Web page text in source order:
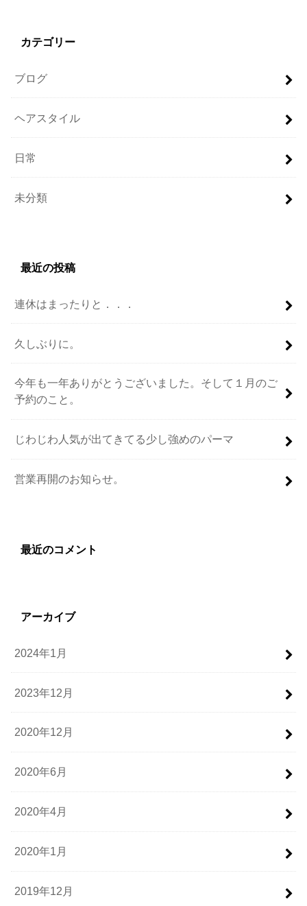
カテゴリー
ブログ
ヘアスタイル
日常
未分類
最近の投稿
連休はまったりと．．．
久しぶりに。
今年も一年ありがとうございました。そして１月のご
予約のこと。
じわじわ人気が出てきてる少し強めのパーマ
営業再開のお知らせ。
最近のコメント
アーカイブ
2024年1月
2023年12月
2020年12月
2020年6月
2020年4月
2020年1月
2019年12月